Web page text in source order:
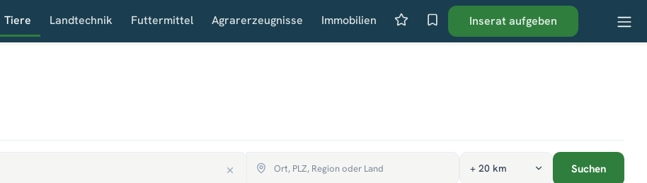
Tiere Landtechnik Futtermittel Agrarerzeugnisse Immobilien Inserat aufgeben
Suchen